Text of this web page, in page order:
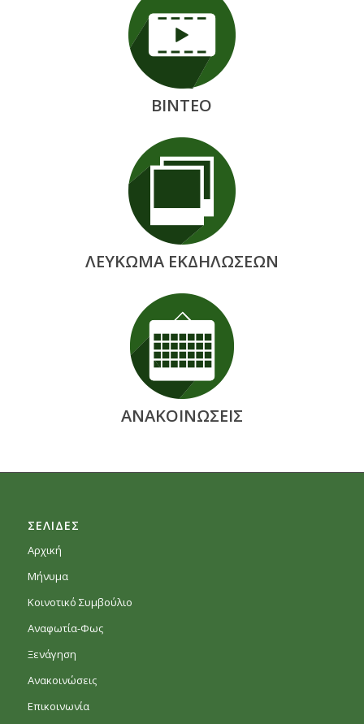
ΒΙΝΤΕΟ
ΛΕΥΚΩΜΑ ΕΚΔΗΛΩΣΕΩΝ
ΑΝΑΚΟΙΝΩΣΕΙΣ
ΣΕΛΙΔΕΣ
Αρχική
Μήνυμα
Κοινοτικό Συμβούλιο
Αναφωτία-Φως
Ξενάγηση
Ανακοινώσεις
Επικοινωνία